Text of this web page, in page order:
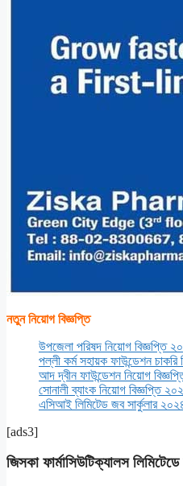
নতুন নিয়োগ বিজ্ঞপ্তি
উপজেলা পরিষদ নিয়োগ বিজ্ঞপ্তি
পল্লী কর্ম সহায়ক ফাউন্ডেশন চাকরি
আদ দ্বীন ফাউন্ডেশন নিয়োগ
সোনালী ব্যাংক নিয়োগ
এসিআই লিমিটেড জব সার্কুলার
[ads3]
জিসকা ফার্মাসিউটিক্যালস